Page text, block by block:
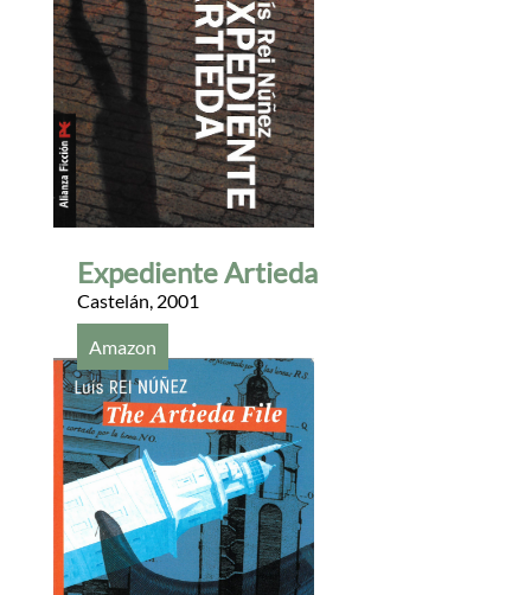
Expediente Artieda
Castelán 2001
Amazon